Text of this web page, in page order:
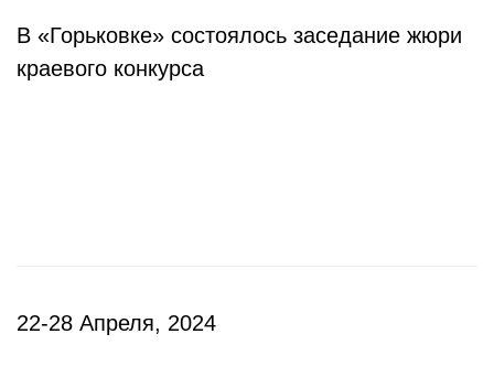
В «Горьковке» состоялось заседание жюри
краевого конкурса
22-28 Апреля, 2024